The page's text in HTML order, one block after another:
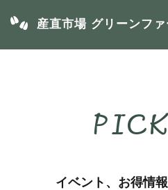
産直市場 グリーンファ
イベント、お得情